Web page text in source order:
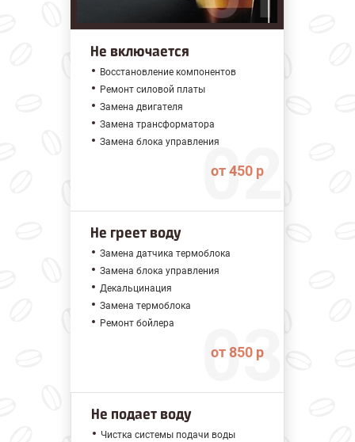
Не включается
Восстановление компонентов
Ремонт силовой платы
Замена двигателя
Замена трансформатора
Замена блока управления
от 450 р
Не греет воду
Замена датчика термоблока
Замена блока управления
Декальцинация
Замена термоблока
Ремонт бойлера
от 850 р
Не подает воду
Чистка системы подачи воды